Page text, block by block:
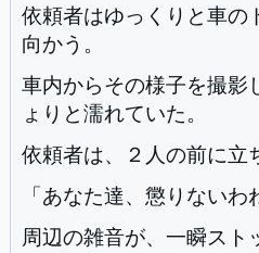
依頼者はゆっくりと車の
向かう。
車内からその様子を撮影
ょりと濡れていた。
依頼者は、２人の前に立
「あなた達、懲りないわ
周辺の雑音が、一瞬スト